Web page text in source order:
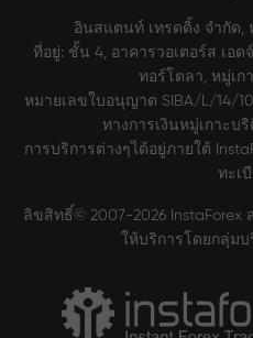
อินสแตนท์ เทรดดิ้ง จำกัด,
ที่อยู่: ชั้น 4, อาคารวอเตอร์ส เอด
ทอร์โตลา, หมู่เก
หมายเลขใบอนุญาต SIBA/L/14/
ทางการเงินหมู่เกาะบริ
การบริการต่างๆได้อยู่ภายใต้
ทะเ
ลิขสิทธิ์© 2007-2026 InstaForex
ให้บริการโดยกลุ่มบ